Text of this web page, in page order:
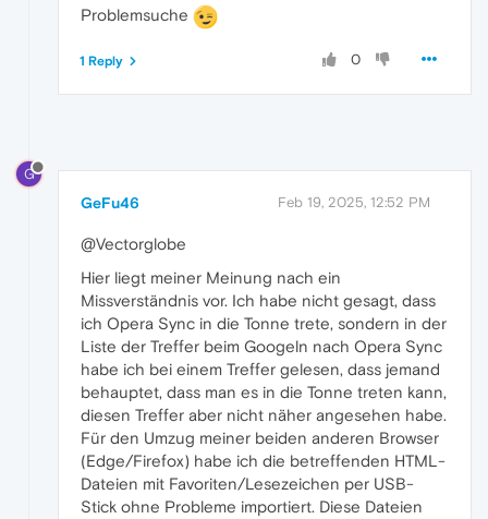
Problemsuche
0
1 Reply
G
GeFu46 Feb 19, 2025, 12:52 PM
@Vectorglobe
Hier liegt meiner Meinung nach ein
Missverständnis vor. Ich habe nicht gesagt, dass
ich Opera Sync in die Tonne trete, sondern in der
Liste der Treffer beim Googeln nach Opera Sync
habe ich bei einem Treffer gelesen, dass jemand
behauptet, dass man es in die Tonne treten kann,
diesen Treffer aber nicht näher angesehen habe.
Für den Umzug meiner beiden anderen Browser
(Edge/Firefox) habe ich die betreffenden HTML-
Dateien mit Favoriten/Lesezeichen per USB-
Stick ohne Probleme importiert. Diese Dateien